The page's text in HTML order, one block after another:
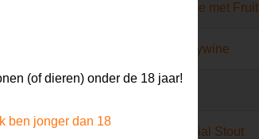
Berliner Weisse met Fruit
Engelse Barleywine
Russian Imperial Stout
(of dieren) onder de 18 jaar!
Ik ben jonger dan 18